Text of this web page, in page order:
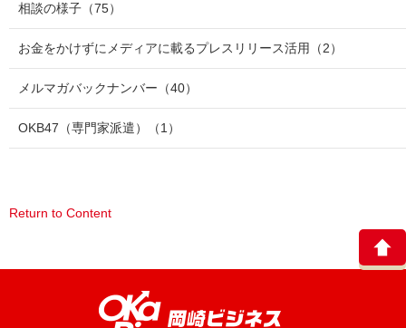
相談の様子 （75）
お金をかけずにメディアに載るプレスリリース活用 （2）
メルマガバックナンバー （40）
OKB47（専門家派遣） （1）
Return to Content